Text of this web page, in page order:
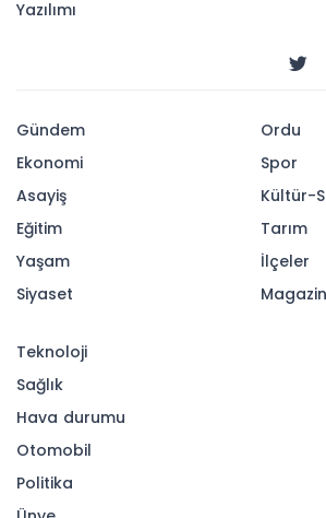
Yazılımı
Gündem
Ekonomi
Asayiş
Eğitim
Yaşam
Siyaset
Ordu
Spor
Kültür-
Tarım
İlçeler
Magazin
Teknoloji
Sağlık
Hava durumu
Otomobil
Politika